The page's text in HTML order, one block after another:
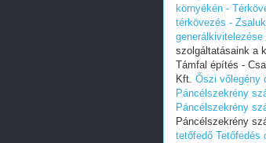
környékén -
térkövezés -
szolgáltatásaink a
Támfal építés -
Kft. Őszi vőlegény
Páncélszekrény
Páncélszekrény
Páncélszekrény
tetőfedő Tetőfedés